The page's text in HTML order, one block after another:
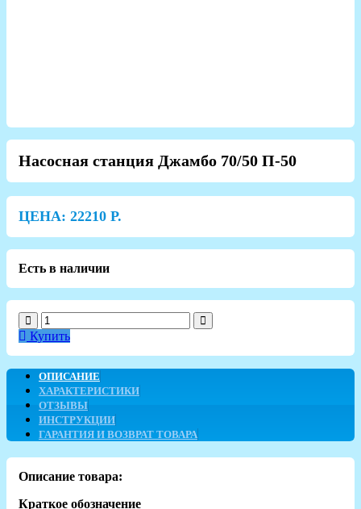
Насосная станция Джамбо 70/50 П-50
ЦЕНА: 22210 Р.
Есть в наличии
Купить
ОПИСАНИЕ
ХАРАКТЕРИСТИКИ
ОТЗЫВЫ
ИНСТРУКЦИИ
ГАРАНТИЯ И ВОЗВРАТ ТОВАРА
Описание товара:
Краткое обозначение